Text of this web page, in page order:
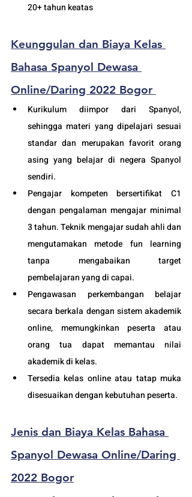
20+ tahun keatas
Keunggulan dan Biaya Kelas
Bahasa Spanyol Dewasa
Online/Daring 2022 Bogor
Kurikulum diimpor dari Spanyol,
sehingga materi yang dipelajari sesuai
standar dan merupakan favorit orang
asing yang belajar di negera Spanyol
sendiri.
Pengajar kompeten bersertifikat C1
dengan pengalaman mengajar minimal
3 tahun. Teknik mengajar sudah ahli dan
mengutamakan metode fun learning
tanpa mengabaikan target
pembelajaran yang di capai.
Pengawasan perkembangan belajar
secara berkala dengan sistem akademik
online, memungkinkan peserta atau
orang tua dapat memantau nilai
akademik di kelas.
Tersedia kelas online atau tatap muka
disesuaikan dengan kebutuhan peserta.
Jenis dan Biaya Kelas Bahasa
Spanyol Dewasa Online/Daring
2022 Bogor